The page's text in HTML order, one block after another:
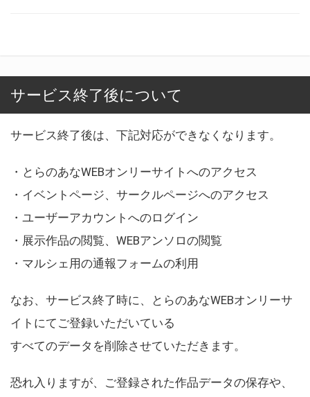
サービス終了後について
サービス終了後は、下記対応ができなくなります。
・とらのあなWEBオンリーサイトへのアクセス
・イベントページ、サークルページへのアクセス
・ユーザーアカウントへのログイン
・展示作品の閲覧、WEBアンソロの閲覧
・マルシェ用の通報フォームの利用
なお、サービス終了時に、とらのあなWEBオンリーサ
イトにてご登録いただいている
すべてのデータを削除させていただきます。
恐れ入りますが、ご登録された作品データの保存や、